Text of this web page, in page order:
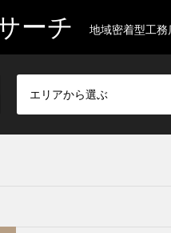
ーチ 地域密着型工務
エリアから選ぶ